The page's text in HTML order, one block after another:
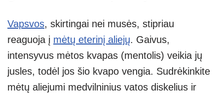
Vapsvos, skirtingai nei musės, stipriau
reaguoja į mėtų eterinį aliejų. Gaivus,
intensyvus mėtos kvapas (mentolis) veikia jų
jusles, todėl jos šio kvapo vengia. Sudrėkinkite
mėtų aliejumi medvilninius vatos diskelius ir